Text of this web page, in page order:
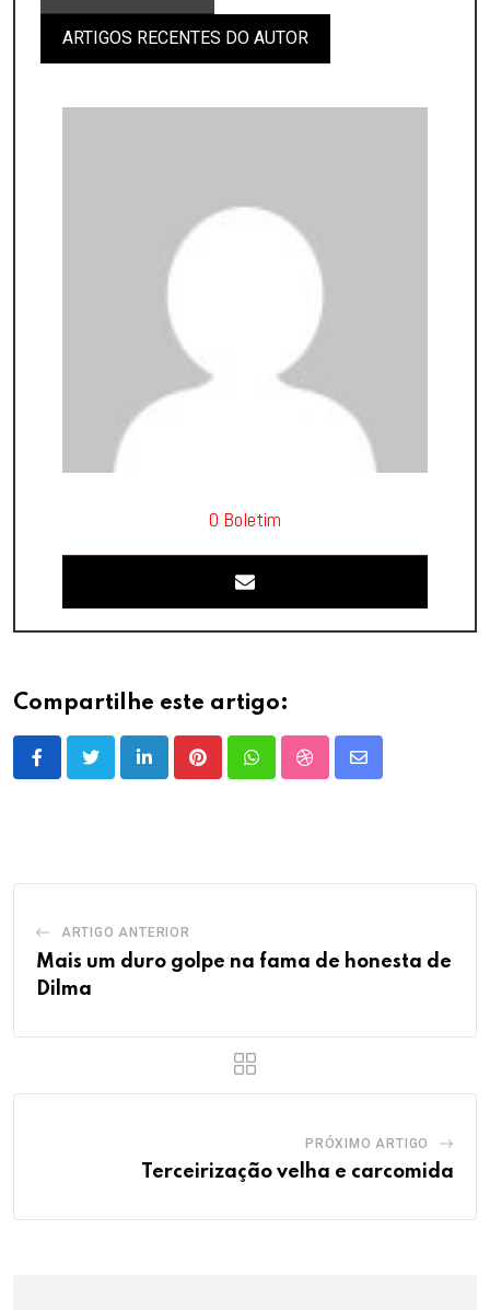
ARTIGOS RECENTES DO AUTOR
O Boletim
Compartilhe este artigo:
LinkedInPinterestWhatsappStumbleUpon
Share
ARTIGO ANTERIOR
Mais um duro golpe na fama de honesta de
Dilma
PRÓXIMO ARTIGO
Terceirização velha e carcomida